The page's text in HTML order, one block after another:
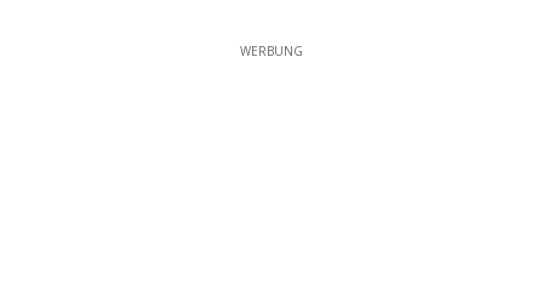
WERBUNG